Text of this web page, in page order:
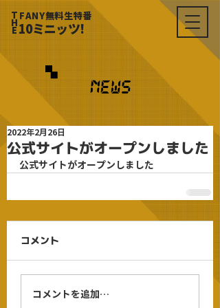
T
H
E
FANY無料生特番
10ミニッツ!
公式サイトがオープンしました
2022年2月26日
公式サイトがオープンしました
コメント
コメントを追加…
News